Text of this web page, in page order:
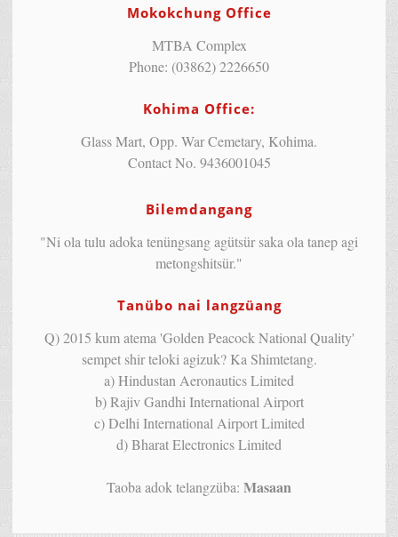
Mokokchung Office
MTBA Complex
Phone: (03862) 2226650
Kohima Office:
Glass Mart, Opp. War Cemetary, Kohima.
Contact No. 9436001045
Bilemdangang
"Ni ola tulu adoka tenüngsang agütsür saka ola tanep agi
metongshitsür."
Tanübo nai langzüang
Q) 2015 kum atema 'Golden Peacock National Quality'
sempet shir teloki agizuk? Ka Shimtetang.
a) Hindustan Aeronautics Limited
b) Rajiv Gandhi International Airport
c) Delhi International Airport Limited
d) Bharat Electronics Limited
Taoba adok telangzüba: Masaan